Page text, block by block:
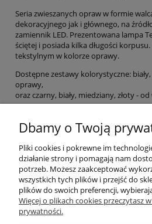
Seria zwieszanych opraw w formie
dekoracyjnego jak i głównego, na
zamiennik LED. Prezentowana lampa
ściętej i posiada kilka długości
tekstylnym w kolorze oprawy.
Dostępne zestawy kolorystyczne:
oprawy,
oraz czarny, biały, miedziany, złoty -
Pomoc
Moje konto
Dbamy o Twoją
Pliki cookies i pokrewne im
działanie strony i pomagają nam
potrzeb. Możesz zaakceptować
wszystkich tych plików i przejść do
plików do swoich preferencji,
Więcej o plikach cookies przeczytasz
prywatności.